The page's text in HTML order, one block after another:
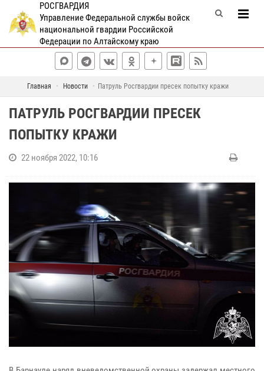
РОСГВАРДИЯ
Управление Федеральной службы войск
национальной гвардии Российской
Федерации по Алтайскому краю
Главная Новости Патруль Росгвардии пресек попытку кражи
ПАТРУЛЬ РОСГВАРДИИ ПРЕСЕК
ПОПЫТКУ КРАЖИ
22 ноября 2022, 10:16